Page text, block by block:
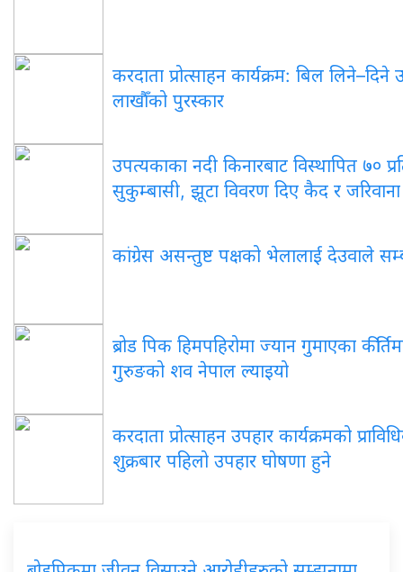
करदाता प्रोत्साहन कार्यक्रम: बिल लिने–दिने
लाखौँको पुरस्कार
उपत्यकाका नदी किनारबाट विस्थापित ७०
सुकुम्बासी, झूटा विवरण दिए कैद र
कांग्रेस असन्तुष्ट पक्षको भेलालाई देउवाले
ब्रोड पिक हिमपहिरोमा ज्यान गुमाएका
गुरुङको शव नेपाल ल्याइयो
करदाता प्रोत्साहन उपहार कार्यक्रमको
शुक्रबार पहिलो उपहार घोषणा हुने